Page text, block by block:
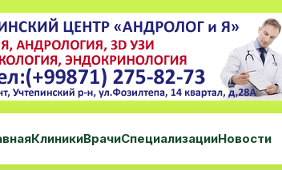
КлиникиВрачиСпециализацииНовости